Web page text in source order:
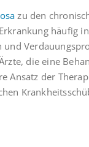
zu den
häufig
die eine
Ansatz der